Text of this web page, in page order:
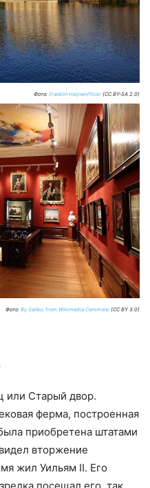
Фото: Franklin Heijnen/flickr (CC BY-SA 2.0)
Фото: By Sailko, from Wikimedia Commons (CC BY 3.0)
или Старый двор.
ферма, построенная
приобретена штатами
вторжение
жил Уильям II. Его
посещал его, так